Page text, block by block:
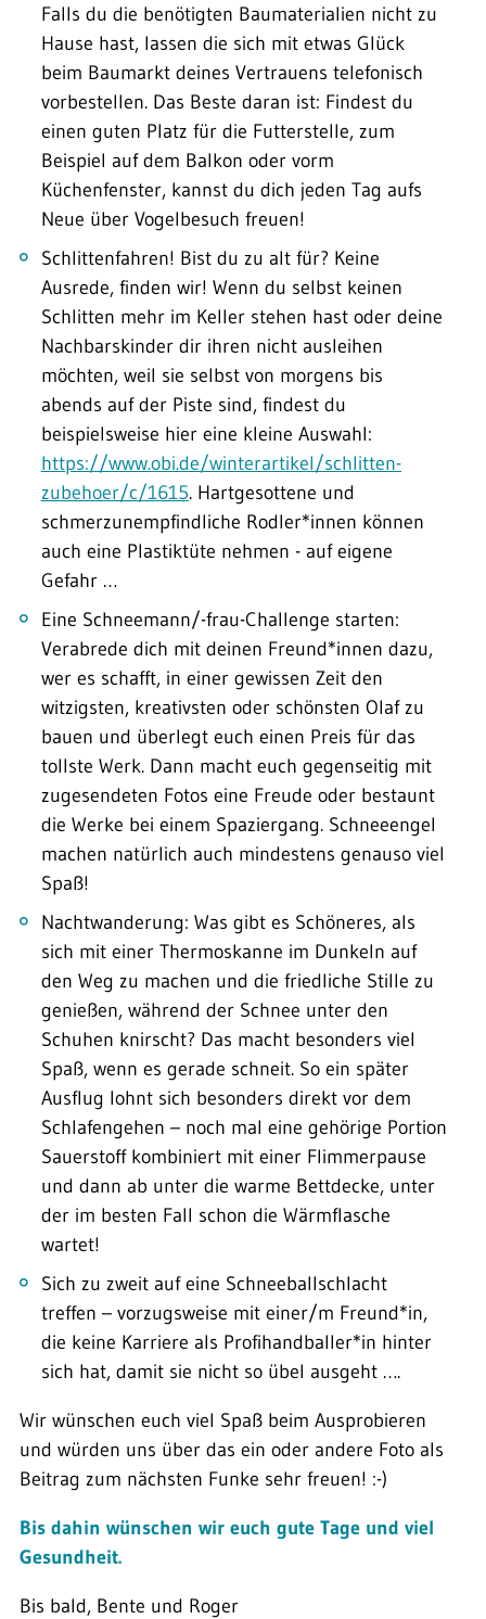
Falls du die benötigten Baumaterialien nicht zu
Hause hast, lassen die sich mit etwas Glück
beim Baumarkt deines Vertrauens telefonisch
vorbestellen. Das Beste daran ist: Findest du
einen guten Platz für die Futterstelle, zum
Beispiel auf dem Balkon oder vorm
Küchenfenster, kannst du dich jeden Tag aufs
Neue über Vogelbesuch freuen!
Schlittenfahren! Bist du zu alt für? Keine
Ausrede, finden wir! Wenn du selbst keinen
Schlitten mehr im Keller stehen hast oder deine
Nachbarskinder dir ihren nicht ausleihen
möchten, weil sie selbst von morgens bis
abends auf der Piste sind, findest du
beispielsweise hier eine kleine Auswahl:
https://www.obi.de/winterartikel/schlitten-
zubehoer/c/1615. Hartgesottene und
schmerzunempfindliche Rodler*innen können
auch eine Plastiktüte nehmen - auf eigene
Gefahr …
Eine Schneemann/-frau-Challenge starten:
Verabrede dich mit deinen Freund*innen dazu,
wer es schafft, in einer gewissen Zeit den
witzigsten, kreativsten oder schönsten Olaf zu
bauen und überlegt euch einen Preis für das
tollste Werk. Dann macht euch gegenseitig mit
zugesendeten Fotos eine Freude oder bestaunt
die Werke bei einem Spaziergang. Schneeengel
machen natürlich auch mindestens genauso viel
Spaß!
Nachtwanderung: Was gibt es Schöneres, als
sich mit einer Thermoskanne im Dunkeln auf
den Weg zu machen und die friedliche Stille zu
genießen, während der Schnee unter den
Schuhen knirscht? Das macht besonders viel
Spaß, wenn es gerade schneit. So ein später
Ausflug lohnt sich besonders direkt vor dem
Schlafengehen – noch mal eine gehörige Portion
Sauerstoff kombiniert mit einer Flimmerpause
und dann ab unter die warme Bettdecke, unter
der im besten Fall schon die Wärmflasche
wartet!
Sich zu zweit auf eine Schneeballschlacht
treffen – vorzugsweise mit einer/m Freund*in,
die keine Karriere als Profihandballer*in hinter
sich hat, damit sie nicht so übel ausgeht ….
Wir wünschen euch viel Spaß beim Ausprobieren
und würden uns über das ein oder andere Foto als
Beitrag zum nächsten Funke sehr freuen! :-)
Bis dahin wünschen wir euch gute Tage und viel
Gesundheit.
Bis bald, Bente und Roger